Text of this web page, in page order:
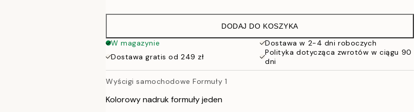
152 zł
DODAJ DO KOSZYKA
W magazynie
Dostawa w 2-4 dni roboczych
Dostawa gratis od 249 zł
Polityka dotycząca zwrotów w ciągu 90
dni
Wyścigi samochodowe Formuły 1
Kolorowy nadruk formuły jeden